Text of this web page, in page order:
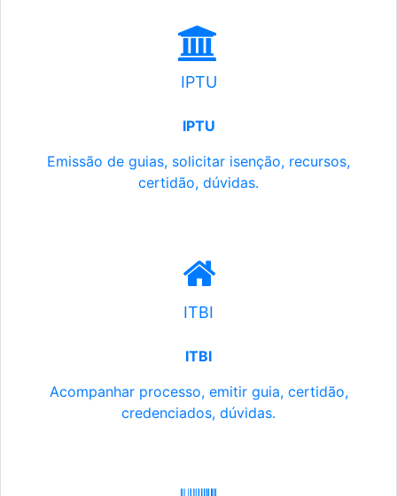
IPTU
IPTU
Emissão de guias, solicitar isenção, recursos,
certidão, dúvidas.
ITBI
ITBI
Acompanhar processo, emitir guia, certidão,
credenciados, dúvidas.